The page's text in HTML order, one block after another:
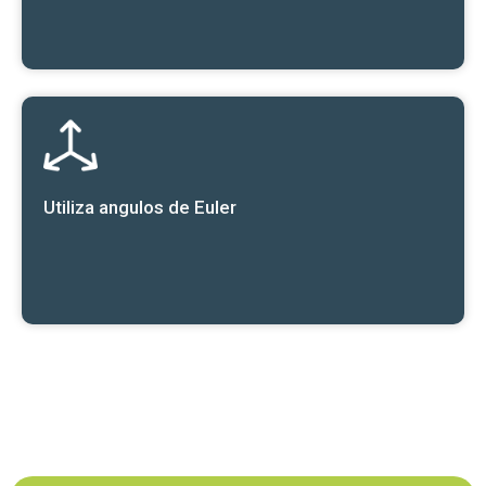
Utiliza angulos de Euler